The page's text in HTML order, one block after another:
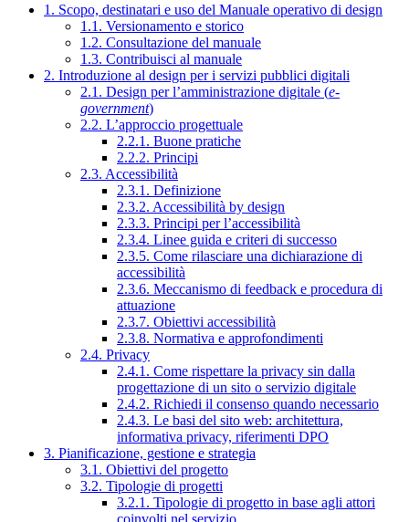
1. Scopo, destinatari e uso del Manuale operativo di design
1.1. Versionamento e storico
1.2. Consultazione del manuale
1.3. Contribuisci al manuale
2. Introduzione al design per i servizi pubblici digitali
2.1. Design per l’amministrazione digitale (e-
government)
2.2. L’approccio progettuale
2.2.1. Buone pratiche
2.2.2. Principi
2.3. Accessibilità
2.3.1. Definizione
2.3.2. Accessibilità by design
2.3.3. Principi per l’accessibilità
2.3.4. Linee guida e criteri di successo
2.3.5. Come rilasciare una dichiarazione di
accessibilità
2.3.6. Meccanismo di feedback e procedura di
attuazione
2.3.7. Obiettivi accessibilità
2.3.8. Normativa e approfondimenti
2.4. Privacy
2.4.1. Come rispettare la privacy sin dalla
progettazione di un sito o servizio digitale
2.4.2. Richiedi il consenso quando necessario
2.4.3. Le basi del sito web: architettura,
informativa privacy, riferimenti DPO
3. Pianificazione, gestione e strategia
3.1. Obiettivi del progetto
3.2. Tipologie di progetti
3.2.1. Tipologie di progetto in base agli attori
coinvolti nel servizio